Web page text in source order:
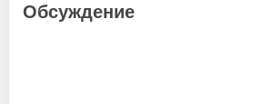
Обсуждение